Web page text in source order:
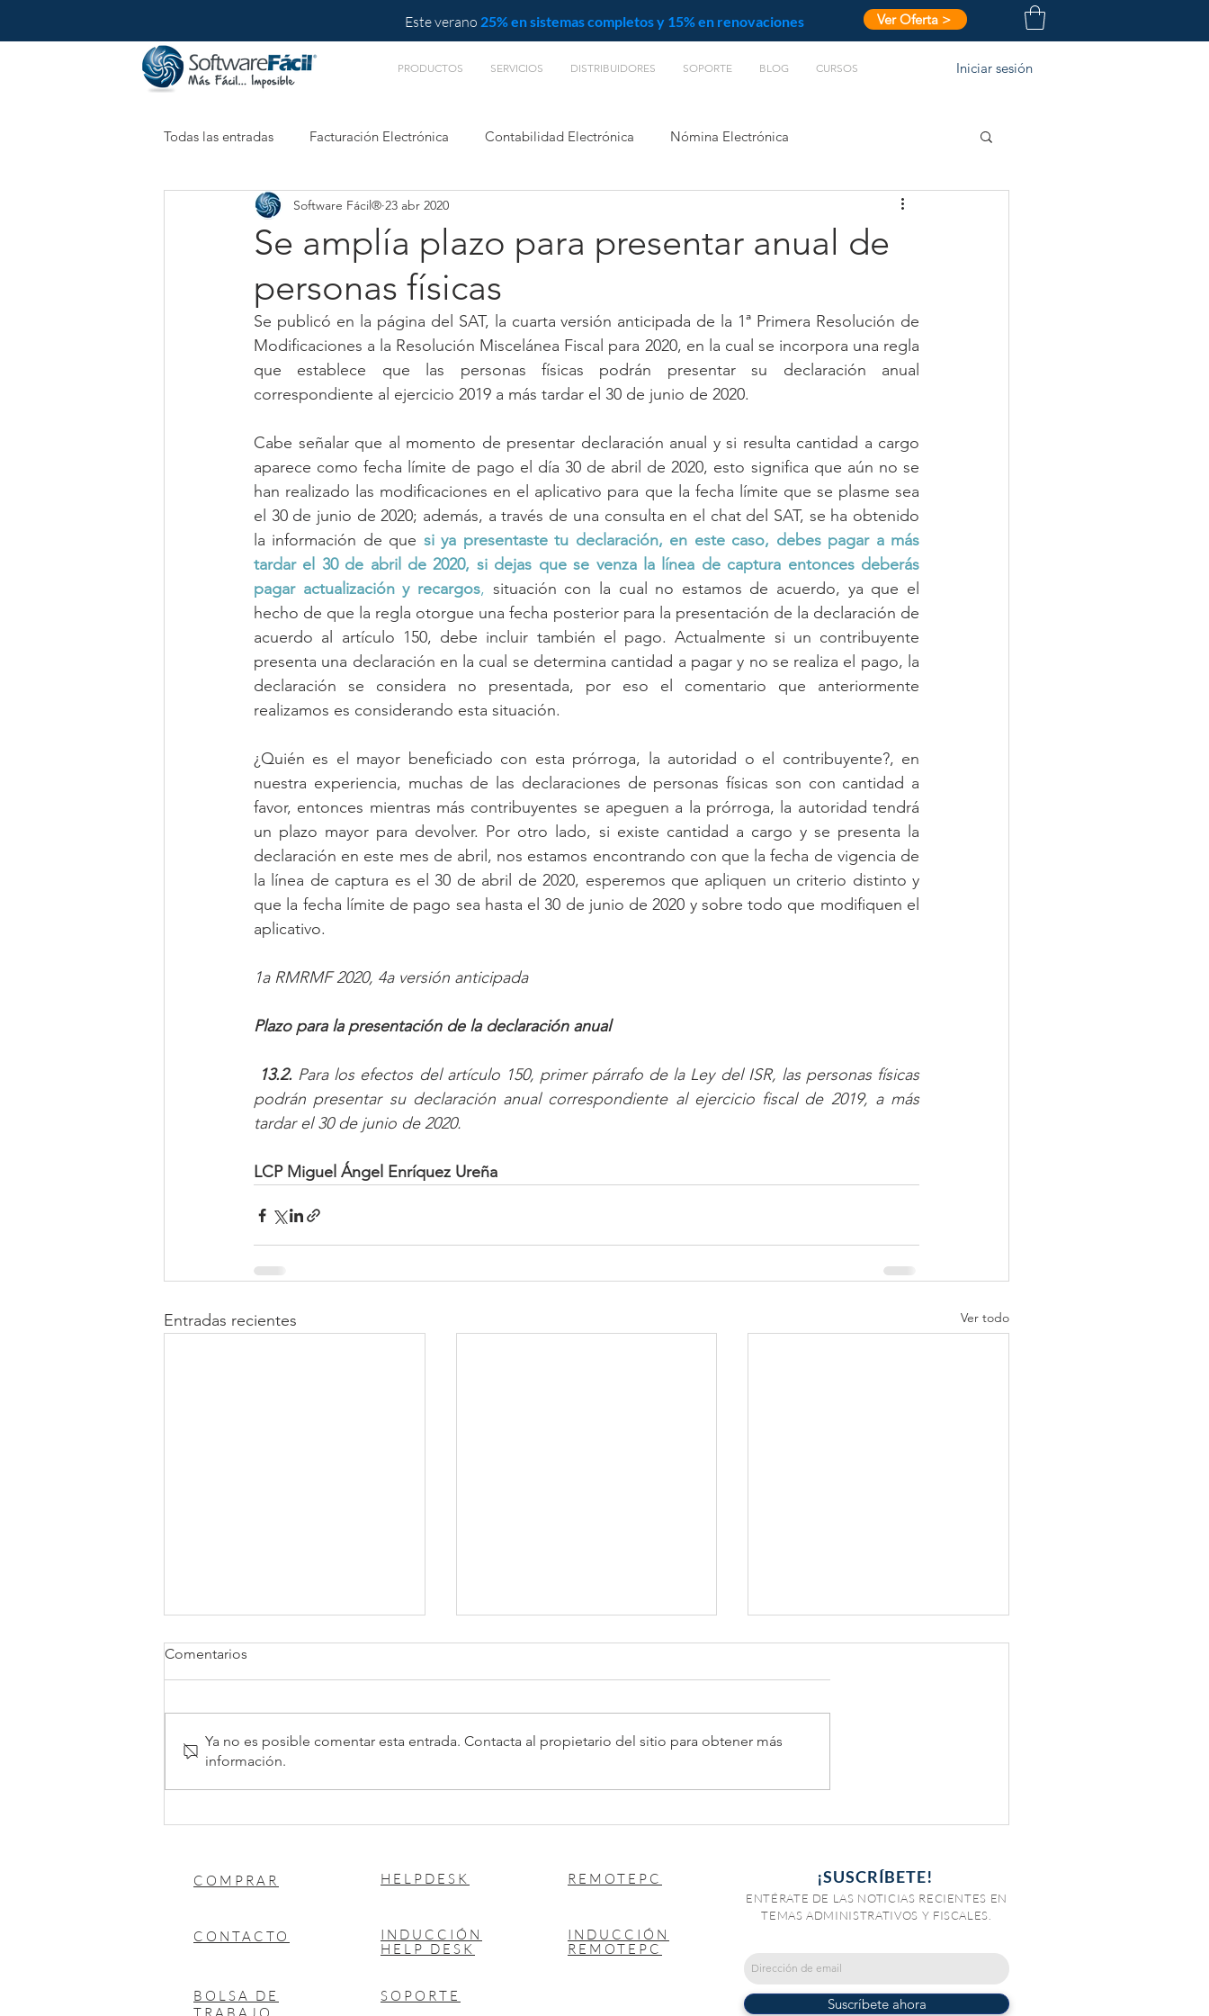
Este verano 25% en sistemas completos y 15% en renovaciones Ver Oferta >
PRODUCTOS SERVICIOS DISTRIBUIDORES SOPORTE BLOG CURSOS Iniciar sesión
Todas las entradas Facturación Electrónica Contabilidad Electrónica Nómina Electrónica
Retenciones Electrónicas XML
Se amplía plazo para presentar anual de
personas físicas
Software Fácil® 23 abr 2020
Se publicó en la página del SAT, la cuarta versión anticipada de la 1ª Primera Resolución de
Modificaciones a la Resolución Miscelánea Fiscal para 2020, en la cual se incorpora una regla
que establece que las personas físicas podrán presentar su declaración anual
correspondiente al ejercicio 2019 a más tardar el 30 de junio de 2020.
Cabe señalar que al momento de presentar declaración anual y si resulta cantidad a cargo
aparece como fecha límite de pago el día 30 de abril de 2020, esto significa que aún no se
han realizado las modificaciones en el aplicativo para que la fecha límite que se plasme sea
el 30 de junio de 2020; además, a través de una consulta en el chat del SAT, se ha obtenido
la información de que si ya presentaste tu declaración, en este caso, debes pagar a más
tardar el 30 de abril de 2020, si dejas que se venza la línea de captura entonces deberás
pagar actualización y recargos, situación con la cual no estamos de acuerdo, ya que el
hecho de que la regla otorgue una fecha posterior para la presentación de la declaración de
acuerdo al artículo 150, debe incluir también el pago. Actualmente si un contribuyente
presenta una declaración en la cual se determina cantidad a pagar y no se realiza el pago, la
declaración se considera no presentada, por eso el comentario que anteriormente
realizamos es considerando esta situación.
¿Quién es el mayor beneficiado con esta prórroga, la autoridad o el contribuyente?, en
nuestra experiencia, muchas de las declaraciones de personas físicas son con cantidad a
favor, entonces mientras más contribuyentes se apeguen a la prórroga, la autoridad tendrá
un plazo mayor para devolver. Por otro lado, si existe cantidad a cargo y se presenta la
declaración en este mes de abril, nos estamos encontrando con que la fecha de vigencia de
la línea de captura es el 30 de abril de 2020, esperemos que apliquen un criterio distinto y
que la fecha límite de pago sea hasta el 30 de junio de 2020 y sobre todo que modifiquen el
aplicativo.
1a RMRMF 2020, 4a versión anticipada
Plazo para la presentación de la declaración anual
13.2. Para los efectos del artículo 150, primer párrafo de la Ley del ISR, las personas físicas
podrán presentar su declaración anual correspondiente al ejercicio fiscal de 2019, a más
tardar el 30 de junio de 2020.
LCP Miguel Ángel Enríquez Ureña
Entradas recientes Ver todo
Anexo 9 de la RMF: opción
en la venta de inmuebles
El IMSS elimina el NPIE y
E.FIRMA
Aclaración para obtener
de Sello Digital (CSD)
Comentarios
Ya no es posible comentar esta entrada. Contacta al propietario del sitio para obtener más
información.
COMPRAR
CONTACTO
BOLSA DE
HELPDESK
INDUCCIÓN
HELP DESK
SOPORTE
REMOTEPC
INDUCCIÓN
REMOTEPC
¡SUSCRÍBETE!
ENTÉRATE DE LAS NOTICIAS RECIENTES EN
TEMAS ADMINISTRATIVOS Y FISCALES.
Suscríbete ahora